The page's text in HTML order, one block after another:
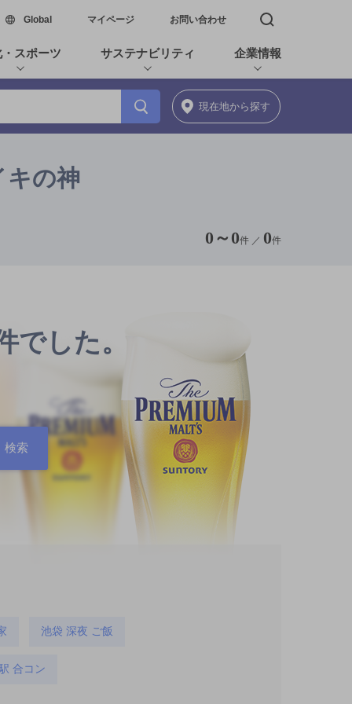
Global新しいウィンドウで開く
マイページ お問い合わせ 検索窓を開く
スポーツ サステナビリティ 企業情報
現在地から探す
キの神
0 ～ 0件 ／ 0件
でした。
池袋 深夜 ご飯
合コン